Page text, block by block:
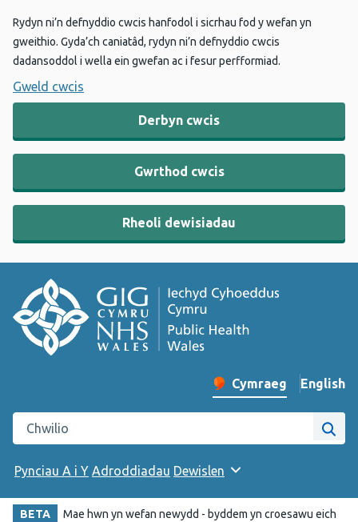
Rydyn ni’n defnyddio cwcis hanfodol i sicrhau fod y wefan yn
gweithio. Gyda’ch caniatâd, rydyn ni’n defnyddio cwcis
dadansoddol i wella ein gwefan ac i fesur perfformiad.
Gweld cwcis
Derbyn cwcis
Gwrthod cwcis
Rheoli dewisiadau
Newid iaith y wefan
Cymraeg English
–
Chwilio gwefan Iechyd Cyhoeddus Cymru
Pynciau A i Y Adroddiadau Dewislen
BETA
Mae hwn yn wefan newydd - byddem yn croesawu eich